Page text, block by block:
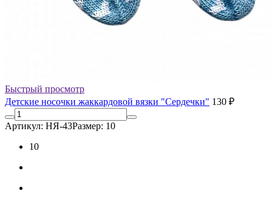
Быстрый просмотр
Детские носочки жаккардовой вязки "Сердечки" 130 ₽
Артикул: НЯ-43Размер: 10
10